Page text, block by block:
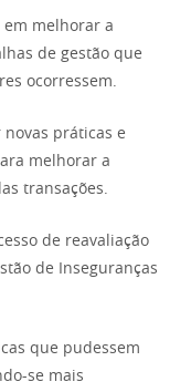
em melhorar a
de gestão que
ocorressem.
novas práticas e
melhorar a
transações.
de reavaliação
de Inseguranças
que pudessem
se mais